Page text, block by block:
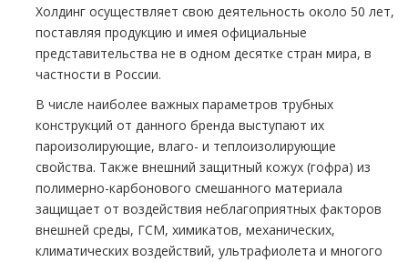
Холдинг осуществляет свою деятельность около 50 лет,
поставляя продукцию и имея официальные
представительства не в одном десятке стран мира, в
частности в России.
В числе наиболее важных параметров трубных
конструкций от данного бренда выступают их
пароизолирующие, влаго- и теплоизолирующие
свойства. Также внешний защитный кожух (гофра) из
полимерно-карбонового смешанного материала
защищает от воздействия неблагоприятных факторов
внешней среды, ГСМ, химикатов, механических,
климатических воздействий, ультрафиолета и многого